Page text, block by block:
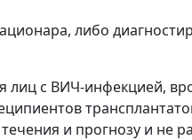
либо
лиц с ВИЧ-инфекцией,
и прогнозу и не